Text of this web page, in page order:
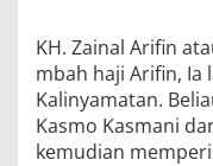
KH. Zainal Arifin
mbah haji Arifin, Ia
Kalinyamatan.
Kasmo Kasmani
kemudian